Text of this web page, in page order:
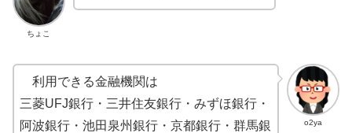
ちょこ
o2ya
利用できる金融機関は
三菱UFJ銀行・三井住友銀行・みずほ銀行・
阿波銀行・池田泉州銀行・京都銀行・群馬銀